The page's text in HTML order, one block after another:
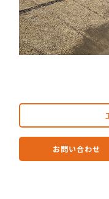
お問い合わせ